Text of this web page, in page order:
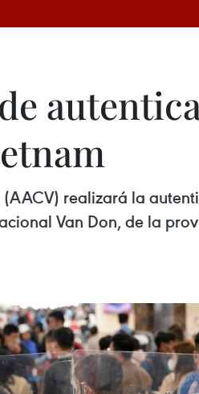
realizará la
Van Don, de la